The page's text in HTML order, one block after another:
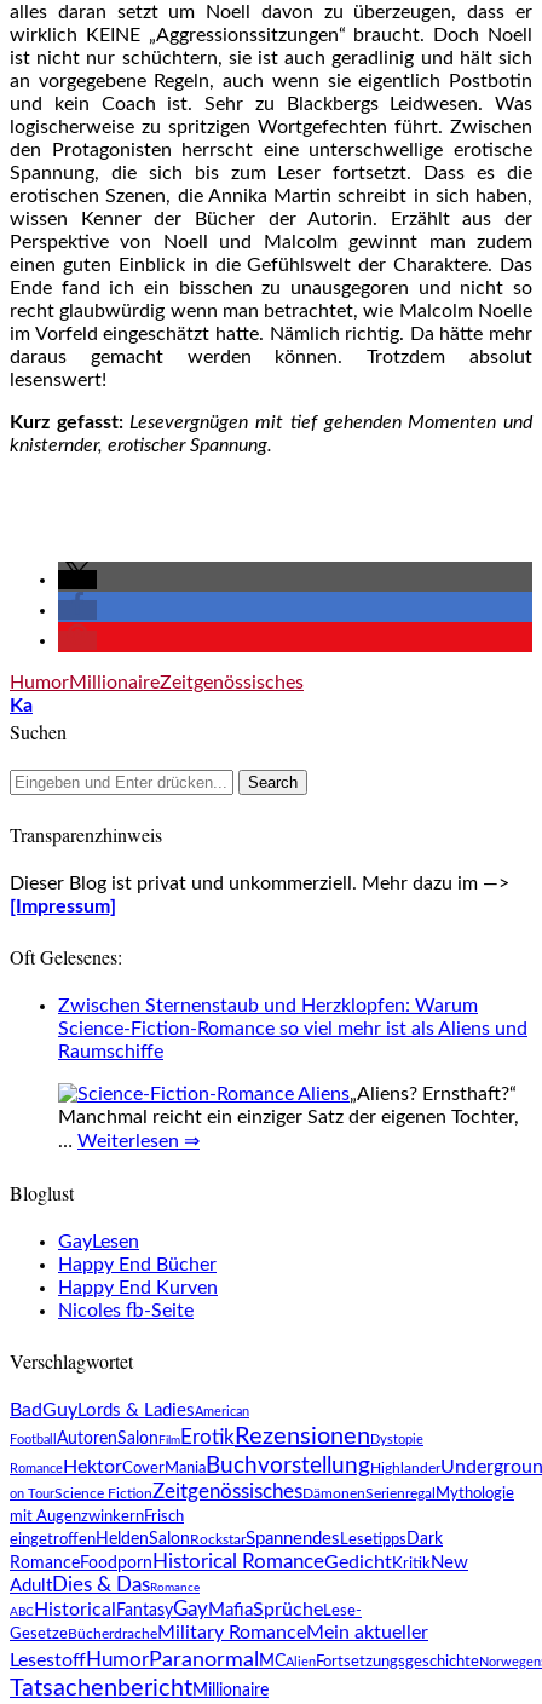
alles daran setzt um Noell davon zu überzeugen, dass er
wirklich KEINE „Aggressionssitzungen“ braucht. Doch Noell
ist nicht nur schüchtern, sie ist auch geradlinig und hält sich
an vorgegebene Regeln, auch wenn sie eigentlich Postbotin
und kein Coach ist. Sehr zu Blackbergs Leidwesen. Was
logischerweise zu spritzigen Wortgefechten führt. Zwischen
den Protagonisten herrscht eine unterschwellige erotische
Spannung, die sich bis zum Leser fortsetzt. Dass es die
erotischen Szenen, die Annika Martin schreibt in sich haben,
wissen Kenner der Bücher der Autorin. Erzählt aus der
Perspektive von Noell und Malcolm gewinnt man zudem
einen guten Einblick in die Gefühlswelt der Charaktere. Das
Ende fand ich ein bisschen zu unausgegoren und nicht so
recht glaubwürdig wenn man betrachtet, wie Malcolm Noelle
im Vorfeld eingeschätzt hatte. Nämlich richtig. Da hätte mehr
daraus gemacht werden können. Trotzdem absolut
lesenswert!
Kurz gefasst: Lesevergnügen mit tief gehenden Momenten und
knisternder, erotischer Spannung.
HumorMillionaireZeitgenössisches
Ka
Suchen
Transparenzhinweis
Dieser Blog ist privat und unkommerziell. Mehr dazu im —>
[Impressum]
Oft Gelesenes:
Zwischen Sternenstaub und Herzklopfen: Warum
Science-Fiction-Romance so viel mehr ist als Aliens und
Raumschiffe
„Aliens? Ernsthaft?“
Manchmal reicht ein einziger Satz der eigenen Tochter,
… Weiterlesen ⇒
Bloglust
GayLesen
Happy End Bücher
Happy End Kurven
Nicoles fb-Seite
Verschlagwortet
BadGuyLords & LadiesAmerican
Football AutorenSalon Film ErotikRezensionen Dystopie
Romance HektorCoverMania BuchvorstellungHighlander
on TourScience FictionZeitgenössischesDämonenSerienregal Mythologie
mit AugenzwinkernFrisch
eingetroffenHeldenSalon RockstarSpannendes Lesetipps Dark
RomanceFoodporn Historical RomanceGedichtKritikNew
Adult Dies & DasRomance
ABC Historical FantasyGayMafiaSprücheLese-
GesetzeBücherdracheMilitary RomanceMein aktueller
LesestoffHumorParanormal MCAlienFortsetzungsgeschichteNorwegen
TatsachenberichtMillionaire